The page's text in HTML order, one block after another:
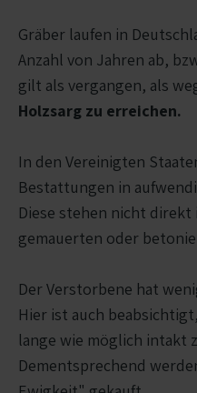
Gräber laufen in
Anzahl von Jahren ab,
gilt als vergangen, als
Holzsarg zu erreichen.
In den Vereinigten
Bestattungen in
Diese stehen nicht
gemauerten oder
Der Verstorbene hat
Hier ist auch
lange wie möglich intakt
Dementsprechend